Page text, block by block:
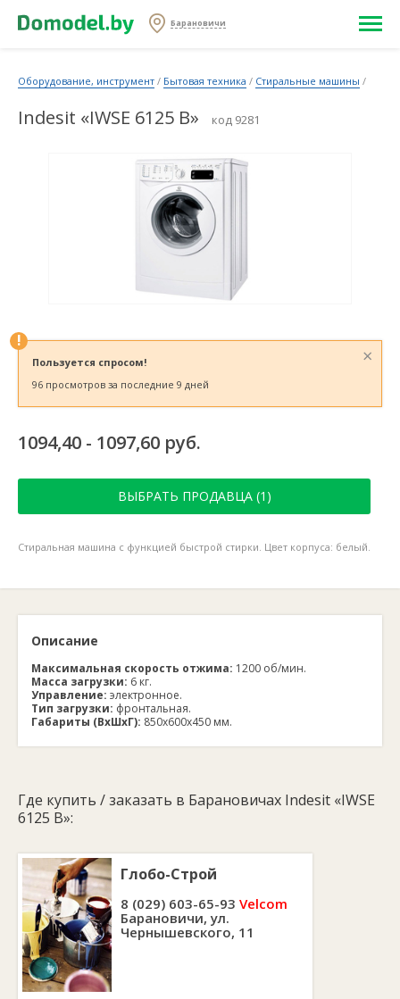
Барановичи
Оборудование, инструмент / Бытовая техника / Стиральные машины /
Indesit «IWSE 6125 B» код 9281
!
×
Пользуется спросом!
96 просмотров за последние 9 дней
1094,40 - 1097,60 руб.
ВЫБРАТЬ ПРОДАВЦА (1)
Стиральная машина с функцией быстрой стирки. Цвет корпуса: белый.
Описание
Максимальная скорость отжима: 1200 об/мин.
Масса загрузки: 6 кг.
Управление: электронное.
Тип загрузки: фронтальная.
Габариты (ВхШхГ): 850х600х450 мм.
Где купить / заказать в Барановичах Indesit «IWSE
6125 B»:
Глобо-Строй
8 (029) 603-65-93 Velcom
Барановичи, ул.
Чернышевского, 11